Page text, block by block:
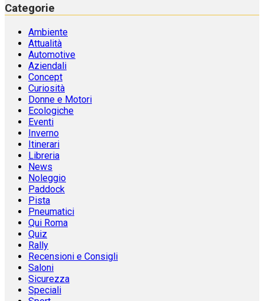
Categorie
Ambiente
Attualità
Automotive
Aziendali
Concept
Curiosità
Donne e Motori
Ecologiche
Eventi
Inverno
Itinerari
Libreria
News
Noleggio
Paddock
Pista
Pneumatici
Qui Roma
Quiz
Rally
Recensioni e Consigli
Saloni
Sicurezza
Speciali